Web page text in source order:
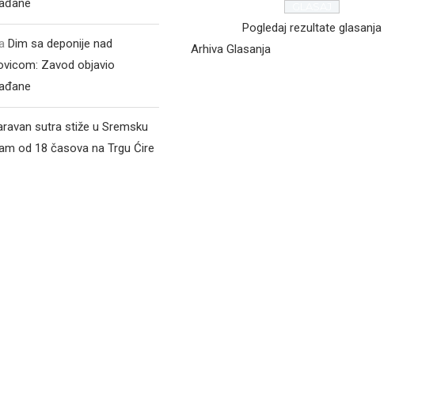
Dim sa deponije nad
Zavod objavio
sutra stiže u Sremsku
od 18 časova na Trgu Ćire
Pogledaj rezultate glasanja
Arhiva Glasanja